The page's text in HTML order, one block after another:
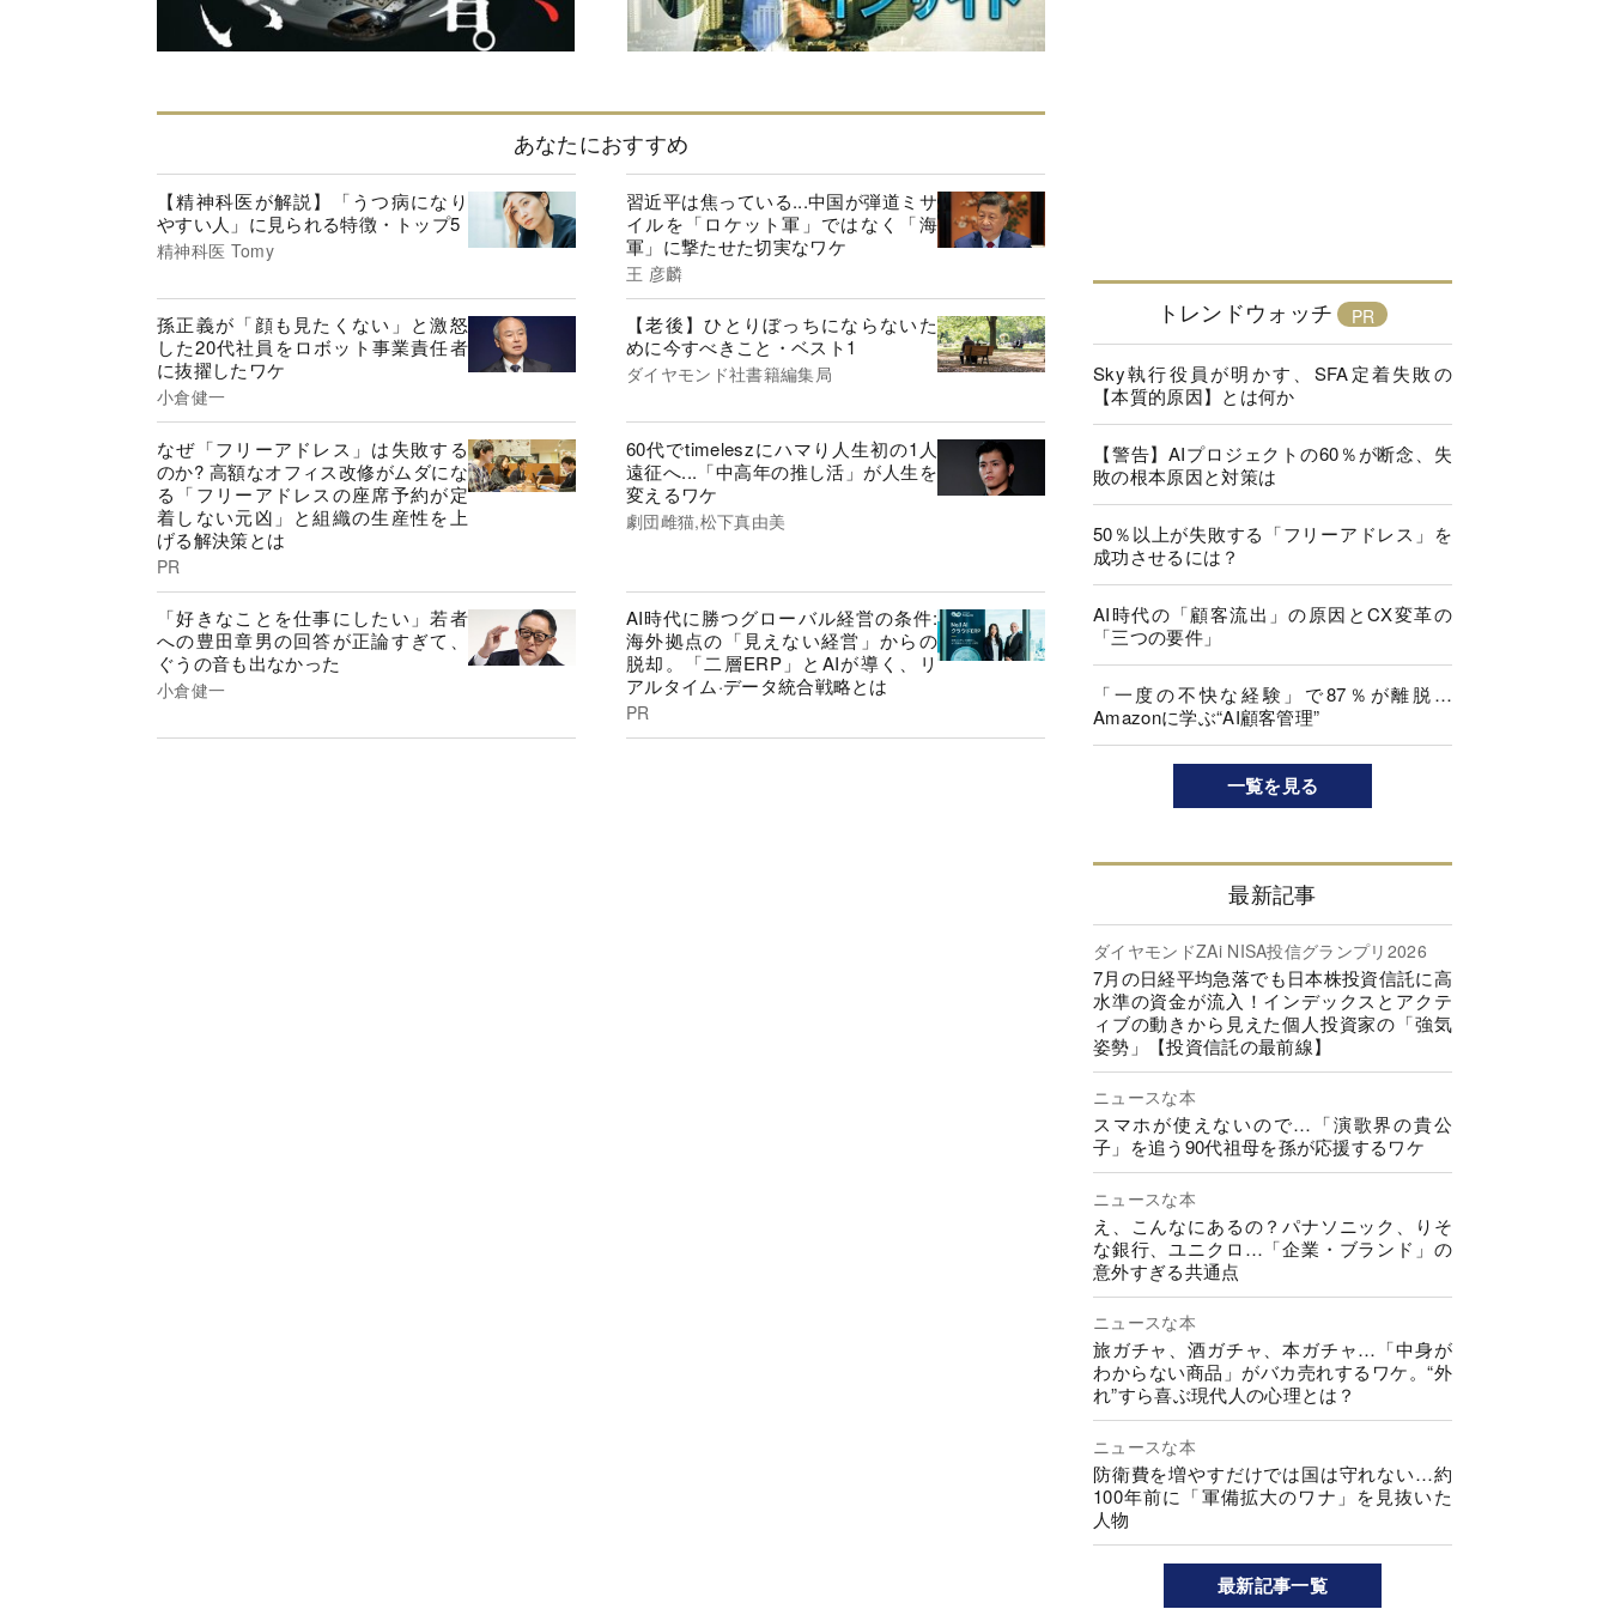
あなたにおすすめ
【精神科医が解説】「うつ病になり
やすい人」に見られる特徴・トップ5
精神科医 Tomy
習近平は焦っている...中国が弾道ミサ
イルを「ロケット軍」ではなく「海
軍」に撃たせた切実なワケ
王 彦麟
孫正義が「顔も見たくない」と激怒
した20代社員をロボット事業責任者
に抜擢したワケ
小倉健一
【老後】ひとりぼっちにならないた
めに今すべきこと・ベスト1
ダイヤモンド社書籍編集局
なぜ「フリーアドレス」は失敗する
のか? 高額なオフィス改修がムダにな
る「フリーアドレスの座席予約が定
着しない元凶」と組織の生産性を上
げる解決策とは
PR
60代でtimeleszにハマり人生初の1人
遠征へ...「中高年の推し活」が人生を
変えるワケ
劇団雌猫,松下真由美
「好きなことを仕事にしたい」若者
への豊田章男の回答が正論すぎて、
ぐうの音も出なかった
小倉健一
AI時代に勝つグローバル経営の条件:
海外拠点の「見えない経営」からの
脱却。「二層ERP」とAIが導く、リ
アルタイム·データ統合戦略とは
PR
トレンドウォッチ
Sky執行役員が明かす、SFA定着失敗の
【本質的原因】とは何か
【警告】AIプロジェクトの60％が断念、失
敗の根本原因と対策は
50％以上が失敗する「フリーアドレス」を
成功させるには？
AI時代の「顧客流出」の原因とCX変革の
「三つの要件」
「一度の不快な経験」で87％が離脱…
Amazonに学ぶ“AI顧客管理”
一覧を見る
最新記事
ダイヤモンドZAi NISA投信グランプリ2026
7月の日経平均急落でも日本株投資信託に高
水準の資金が流入！インデックスとアクテ
ィブの動きから見えた個人投資家の「強気
姿勢」【投資信託の最前線】
ニュースな本
スマホが使えないので…「演歌界の貴公
子」を追う90代祖母を孫が応援するワケ
ニュースな本
え、こんなにあるの？パナソニック、りそ
な銀行、ユニクロ…「企業・ブランド」の
意外すぎる共通点
ニュースな本
旅ガチャ、酒ガチャ、本ガチャ…「中身が
わからない商品」がバカ売れするワケ。“外
れ”すら喜ぶ現代人の心理とは？
ニュースな本
防衛費を増やすだけでは国は守れない…約
100年前に「軍備拡大のワナ」を見抜いた
人物
最新記事一覧